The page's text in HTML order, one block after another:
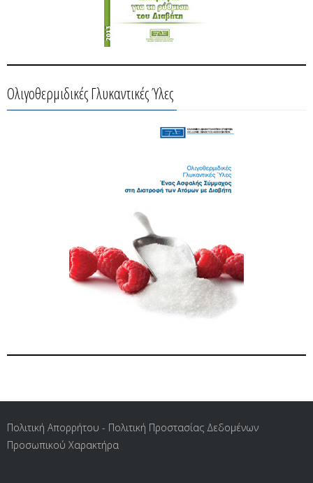
Ολιγοθερμιδικές Γλυκαντικές Ύλες
Πολιτική Απορρήτου - Πολιτική Προστασίας Δεδομένων
Προσωπικού Χαρακτήρα